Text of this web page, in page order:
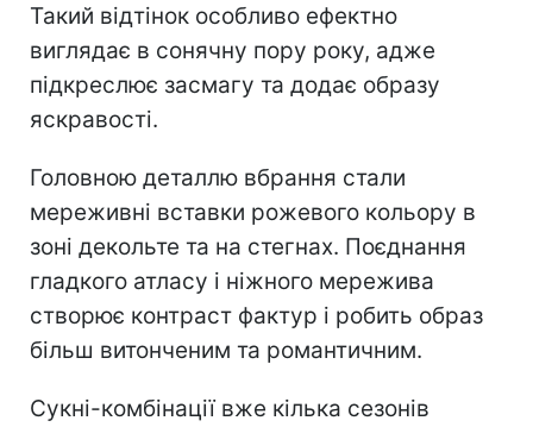
Такий відтінок особливо ефектно
виглядає в сонячну пору року, адже
підкреслює засмагу та додає образу
яскравості.
Головною деталлю вбрання стали
мереживні вставки рожевого кольору в
зоні декольте та на стегнах. Поєднання
гладкого атласу і ніжного мережива
створює контраст фактур і робить образ
більш витонченим та романтичним.
Сукні-комбінації вже кілька сезонів